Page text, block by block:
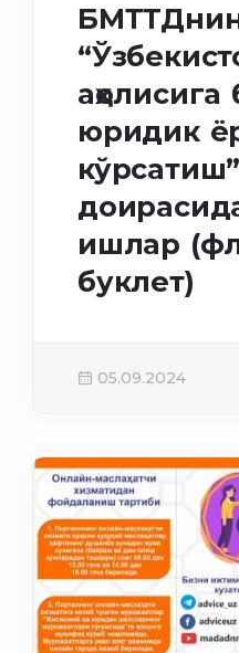
аҳолисига
юридик
ишлар
буклет)
05.09.2024